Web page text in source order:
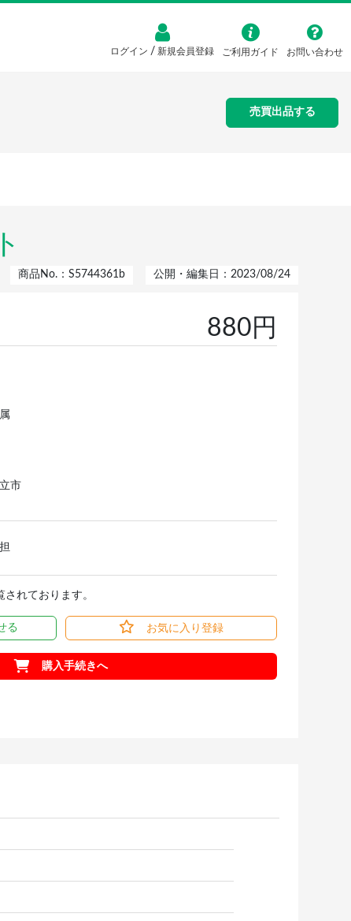
ログイン / 新規会員登録 ご利用ガイド お問い合わせ
売買出品する
商品No.：S5744361b 公開・編集日：2023/08/24
880円
市
れております。
る お気に入り登録
購入手続きへ